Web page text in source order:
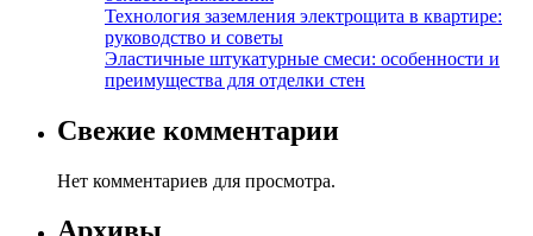
Технология заземления электрощита в квартире:
руководство и советы
Эластичные штукатурные смеси: особенности и
преимущества для отделки стен
Свежие комментарии
Нет комментариев для просмотра.